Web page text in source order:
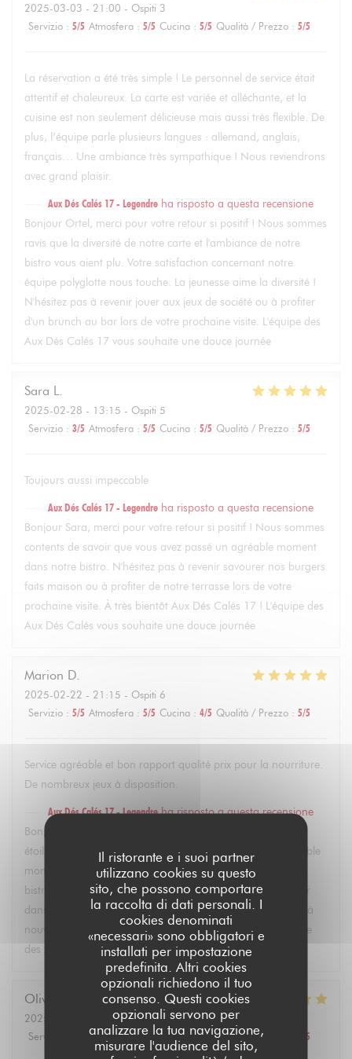
Il ristorante e i suoi partner
utilizzano cookies su questo
sito, che possono comportare
la raccolta di dati personali. I
cookies denominati
«necessari» sono obbligatori e
installati per impostazione
predefinita. Altri cookies
opzionali richiedono il tuo
consenso. Questi cookies
opzionali servono per
analizzare la tua navigazione,
misurare l'audience del sito,
2025-03-03 - 21:00 - Ospiti 3
Servizio : 5/5 Atmosfera : 5/5 Cucina : 5/5 Qualità / Prezzo : 5/5
La réservation a été très simple ! Le personnel de service était
attentif et chaleureux. La carte est variée et alléchante, et la
cuisine est non seulement délicieuse mais aussi très flexible. De
plus, l’équipe parle plusieurs langues : allemand, anglais,
français… Une ambiance très sympathique ! Nous reviendrons
avec grand plaisir.
Aux Dés Calés 17 - Legendre ha risposto a questa recensione
Bonjour Ortel, merci pour votre retour si positif ! Nous sommes
ravis que la diversité de notre carte et l'ambiance de notre
bistro vous aient plu. Votre satisfaction concernant notre
équipe polyglotte nous touche. La jeunesse aime la diversité !
N'hésitez pas à revenir jouer aux jeux de société ou à profiter
d'un brunch au bar lors de votre prochaine visite. L'équipe des
Aux Dés Calés 17 vous souhaite une douce journée
Sara L
2025-02-28 - 13:15 - Ospiti 5
Servizio : 3/5 Atmosfera : 5/5 Cucina : 5/5 Qualità / Prezzo : 5/5
Toujours aussi impeccable
Aux Dés Calés 17 - Legendre ha risposto a questa recensione
Bonjour Sara, merci pour votre retour si positif ! Nous sommes
contents de savoir que vous avez passé un agréable moment
dans notre bistro. N'hésitez pas à revenir savourer nos burgers
faits maison ou à profiter de notre terrasse lors de votre
prochaine visite. À très bientôt Aux Dés Calés 17 ! L'équipe des
Aux Dés Calés vous souhaite une douce journée
Marion D
2025-02-22 - 21:15 - Ospiti 6
Servizio : 5/5 Atmosfera : 5/5 Cucina : 4/5 Qualità / Prezzo : 5/5
Service agréable et bon rapport qualité prix pour la nourriture.
De nombreux jeux à disposition.
Aux Dés Calés 17 - Legendre ha risposto a questa recensione
Bonjour Marion, merci beaucoup pour votre évaluation 5
étoiles ! Nous sommes ravis que vous ayez passé un agréable
moment. Profiter de notre bar et des jeux au sein de notre
bistro fait partie de la convivialité que nous souhaitons offrir
dans le quartier des Eponettes. Au plaisir de vous accueillir à
nouveau pour découvrir d'autres plats faits maison. L'équipe
des Aux Dés Calés 17.
Olivier
2025-02-22
- 21:30 - Ospiti 4
Servizio
Atmosfera: 5 /5 Cucina : 5/5 Qualità / Prezzo /5